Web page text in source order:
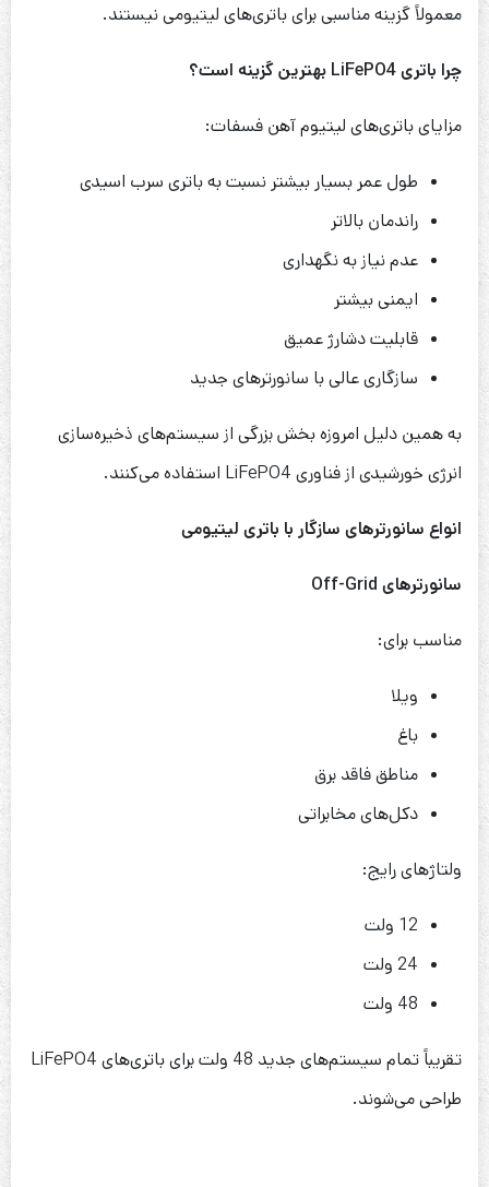
معمولاً گزینه مناسبی برای باتری‌های لیتیومی نیستند.
چرا باتری بهترین گزینه است؟
مزایای باتری‌های لیتیوم آهن فسفات:
طول عمر بسیار بیشتر نسبت به باتری سرب اسیدی
راندمان بالاتر
عدم نیاز به نگهداری
ایمنی بیشتر
قابلیت دشارژ عمیق
سازگاری عالی با سانورترهای جدید
به همین دلیل امروزه بخش بزرگی از سیستم‌های ذخیره‌سازی
انرژی خورشیدی از فناوری LiFePO4 استفاده می‌کنند.
انواع سانورترهای سازگار با باتری لیتیومی
سانورترهای
مناسب برای:
ویلا
باغ
مناطق فاقد برق
دکل‌های مخابراتی
ولتاژهای رایج:
12 ولت
24 ولت
48 ولت
تقریباً تمام سیستم‌های جدید 48 ولت برای باتری‌های LiFePO4
طراحی می‌شوند.